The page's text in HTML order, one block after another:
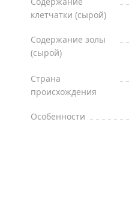
клетчатки (сырой)
Содержание золы
(сырой)
Страна
происхождения
Особенности